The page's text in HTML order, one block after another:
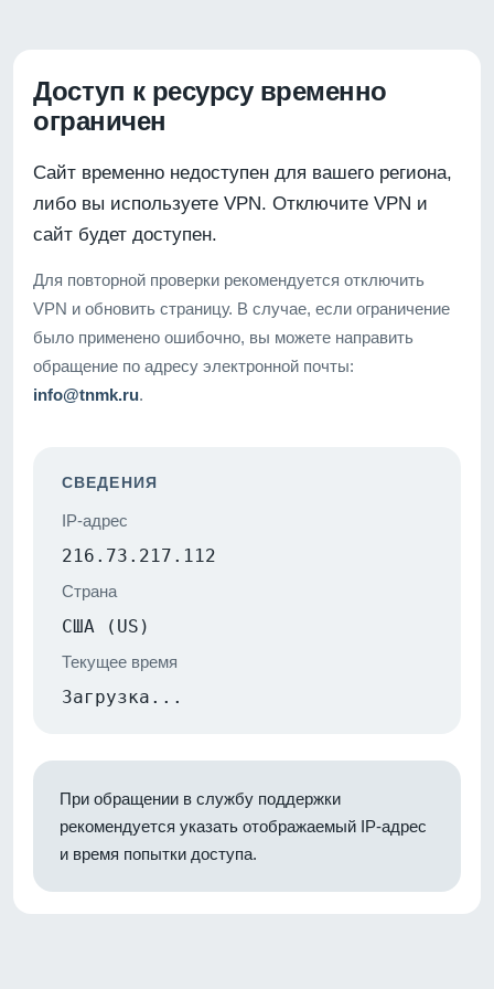
Доступ к ресурсу временно
ограничен
Сайт временно недоступен для вашего региона,
либо вы используете VPN. Отключите VPN и
сайт будет доступен.
Для повторной проверки рекомендуется отключить
VPN и обновить страницу. В случае, если ограничение
было применено ошибочно, вы можете направить
обращение по адресу электронной почты:
info@tnmk.ru.
СВЕДЕНИЯ
IP-адрес
216.73.217.112
Страна
США (US)
Текущее время
Загрузка...
При обращении в службу поддержки
рекомендуется указать отображаемый IP-адрес
и время попытки доступа.